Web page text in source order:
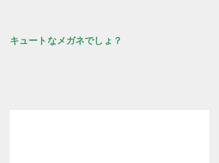
キュートなメガネでしょ？